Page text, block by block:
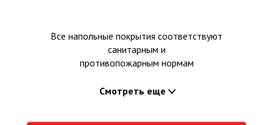
Все напольные покрытия соответствуют
санитарным и
противопожарным нормам
Смотреть еще